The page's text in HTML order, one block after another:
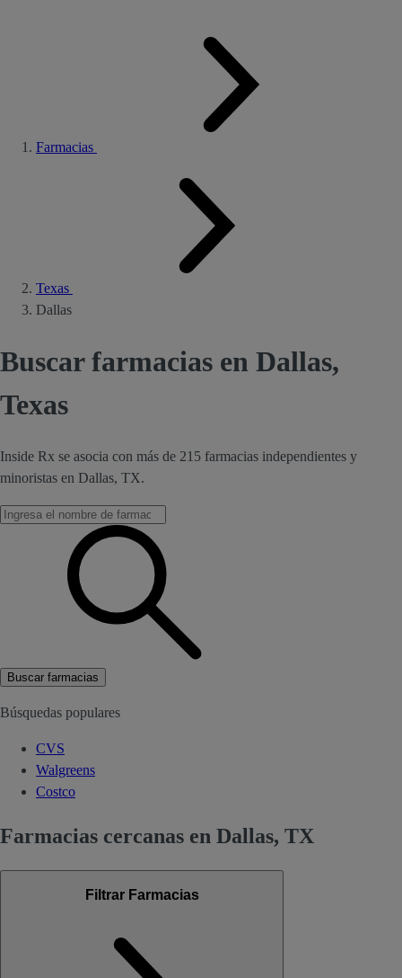
Farmacias
Texas
Dallas
Buscar farmacias en Dallas,
Texas
Inside Rx se asocia con más de 215 farmacias independientes y
minoristas en Dallas, TX.
Buscar farmacias
Búsquedas populares
CVS
Walgreens
Costco
Farmacias cercanas en Dallas, TX
Filtrar Farmacias